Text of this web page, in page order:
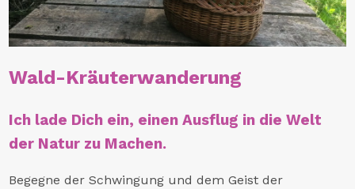
Wald-Kräuterwanderung
Ich lade Dich ein, einen Ausflug in die Welt
der Natur zu Machen.
Begegne der Schwingung und dem Geist der